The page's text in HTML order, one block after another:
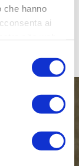
che hanno
ai